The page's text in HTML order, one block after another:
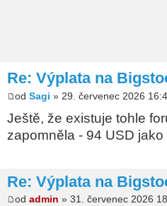
Re: Výplata na
od Sagi » 29. červenec 2026
Ještě, že existuje tohle
zapomněla - 94 USD
Re: Výplata na
od admin » 31. červenec 2026